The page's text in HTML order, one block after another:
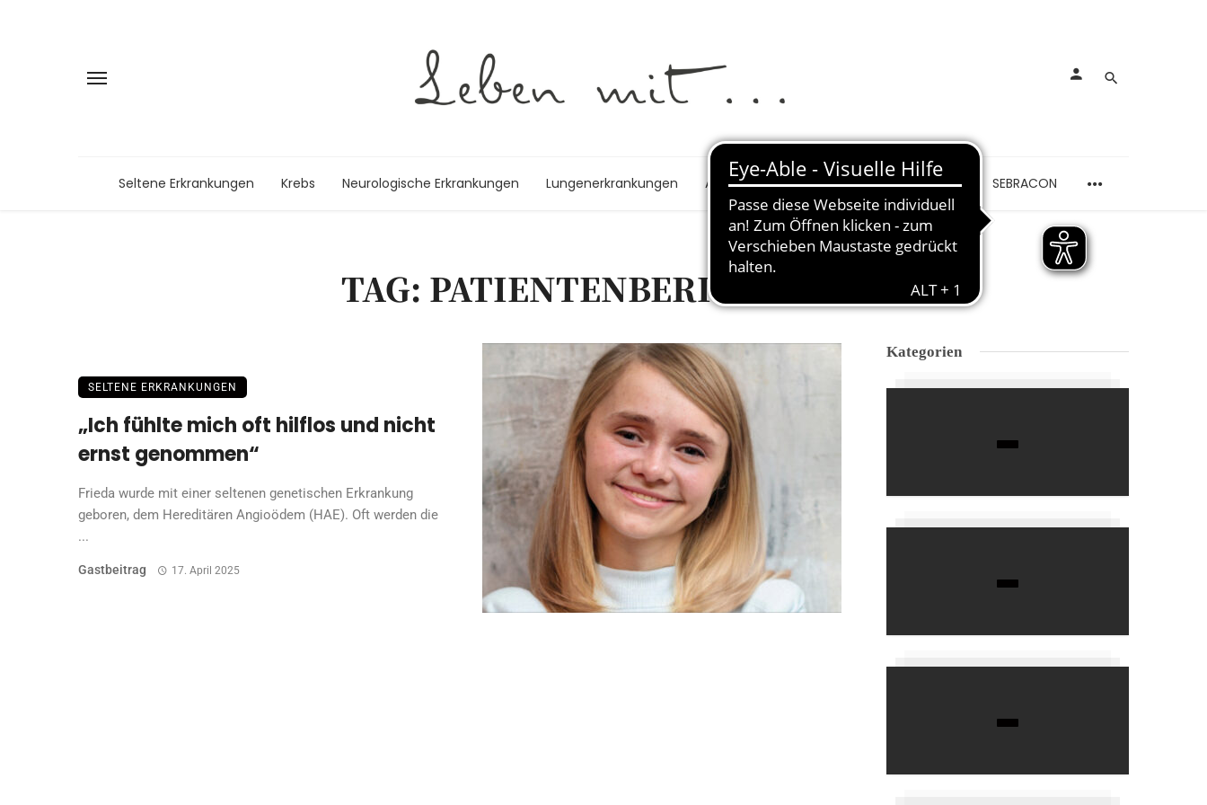
Seltene Erkrankungen Krebs Neurologische Erkrankungen Lungenerkrankungen Autoimmunerkrankungen Schmerzen SEBRACON
TAG: PATIENTENBERICHT HAE
SELTENE ERKRANKUNGEN
„Ich fühlte mich oft hilflos und nicht
ernst genommen“
Frieda wurde mit einer seltenen genetischen Erkrankung
geboren, dem Hereditären Angioödem (HAE). Oft werden die
...
Gastbeitrag 17. April 2025
Kategorien